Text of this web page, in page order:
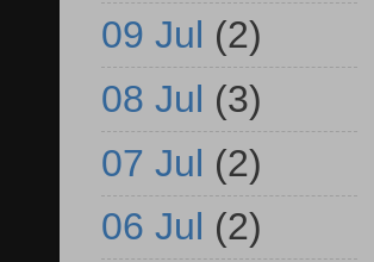
09 Jul (2)
08 Jul (3)
07 Jul (2)
06 Jul (2)